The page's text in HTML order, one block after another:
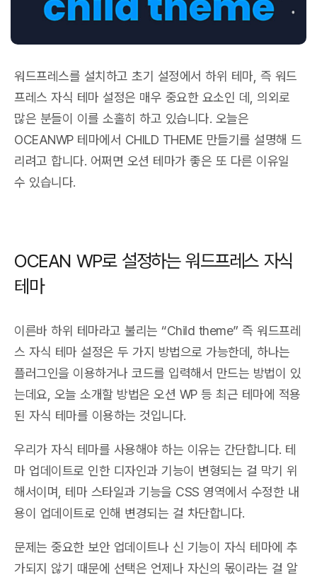
워드프레스를 설치하고 초기 설정에서 하위 테마, 즉 워드
프레스 자식 테마 설정은 매우 중요한 요소인 데, 의외로
많은 분들이 이를 소홀히 하고 있습니다. 오늘은
OCEANWP 테마에서 CHILD THEME 만들기를 설명해 드
리려고 합니다. 어쩌면 오션 테마가 좋은 또 다른 이유일
수 있습니다.
OCEAN WP로 설정하는 워드프레스 자식
테마
이른바 하위 테마라고 불리는 “Child theme” 즉 워드프레
스 자식 테마 설정은 두 가지 방법으로 가능한데, 하나는
플러그인을 이용하거나 코드를 입력해서 만드는 방법이 있
는데요, 오늘 소개할 방법은 오션 WP 등 최근 테마에 적용
된 자식 테마를 이용하는 것입니다.
우리가 자식 테마를 사용해야 하는 이유는 간단합니다. 테
마 업데이트로 인한 디자인과 기능이 변형되는 걸 막기 위
해서이며, 테마 스타일과 기능을 CSS 영역에서 수정한 내
용이 업데이트로 인해 변경되는 걸 차단합니다.
문제는 중요한 보안 업데이트나 신 기능이 자식 테마에 추
가되지 않기 때문에 선택은 언제나 자신의 몫이라는 걸 알